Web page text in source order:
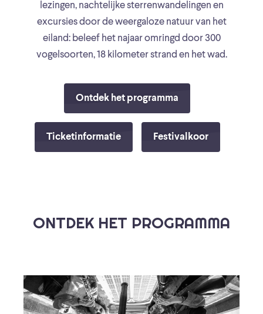
lezingen, nachtelijke sterrenwandelingen en
excursies door de weergaloze natuur van het
eiland: beleef het najaar omringd door 300
vogelsoorten, 18 kilometer strand en het wad.
Ontdek het programma
Ticketinformatie Festivalkoor
ONTDEK HET PROGRAMMA